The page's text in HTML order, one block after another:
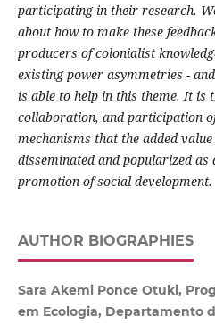
participating in their research.
about how to make these
producers of colonialist
existing power asymmetries -
is able to help in this theme. It is
collaboration, and participation
mechanisms that the added
disseminated and popularized as
promotion of social development.
AUTHOR BIOGRAPHIES
Sara Akemi Ponce Otuki,
em Ecologia, Departamento